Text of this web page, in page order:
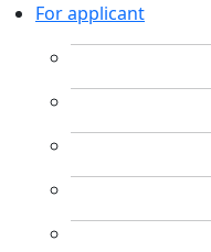
For applicant